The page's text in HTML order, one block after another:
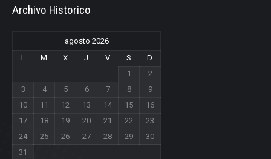
Archivo Historico
agosto 2026
L
M X J V S
D
1
2
3
4 5 6 7 8
9
10
11 12 13 14 15
16
17
18 19 20 21 22
23
24
25 26 27 28 29
30
31